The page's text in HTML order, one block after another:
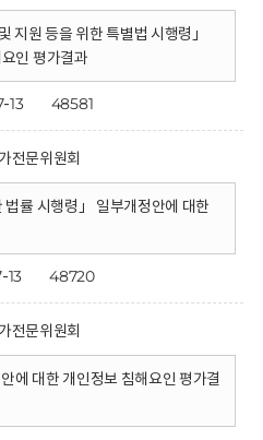
지원 등을 위한 특별법 시행령」
인 평가결과
13 48581
전문위원회
법률 시행령」 일부개정안에 대한
13 48720
전문위원회
에 대한 개인정보 침해요인 평가결